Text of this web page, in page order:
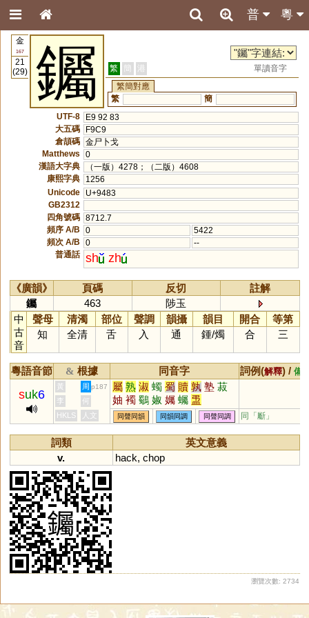
粵
普
金
167
21
(29)
钃 繁 簡 港
單讀音字
繁簡對應
繁
簡
UTF-8
E9 92 83
大五碼
F9C9
倉頡碼 金尸卜戈
Matthews
0
漢語大字典
（一版）4278；（二版）4608
康熙字典
1256
Unicode
U+9483
GB2312
四角號碼 8712.7
頻序 A/B
0
5422
頻次 A/B
0
--
普通話 sh zh
《廣韻》 頁碼 反切
註解
钃
463
陟玉
中
古
音
聲母 清濁 部位 聲調 韻攝 韻目 開合
等第
知
全清 舌 入 通 鍾/燭 合 三
粵語音節 & 根據 同音字 詞例(解釋) / 備
suk6
黃 周 p187 屬 熟 淑 蠋 蜀 贖 孰 塾 菽
妯 襡 鸀 婌 孎 蠾 盄
李
何
HKLS
人文 同聲同韻 同韻同調 同聲同調 同「斸 」
詞類
英文意義
v.
hack, chop
瀏覽次數: 2734